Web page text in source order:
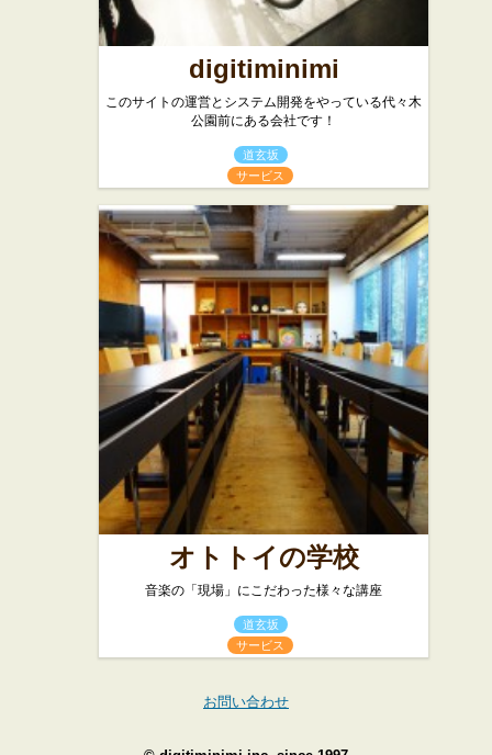
digitiminimi
このサイトの運営とシステム開発をやっている代々木
公園前にある会社です！
道玄坂
サービス
オトトイの学校
音楽の「現場」にこだわった様々な講座
道玄坂
サービス
お問い合わせ